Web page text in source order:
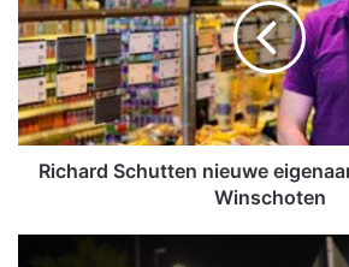
h
a
r
S
c
Richard Schutten nieuwe
Winschoten